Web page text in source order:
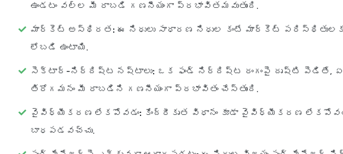
ఉండటం వల్ల మీ రాబడి గణనీయంగా ప్రభావితమవుతుంది.
మార్కెట్ అస్థిరత: ఈ నిధులు సాధారణ నిధుల కంటే మార్కెట్
లోబడి ఉంటాయి.
సెక్టార్-నిర్దిష్ట నష్టాలు: ఒక ఫండ్ నిర్దిష్ట రంగంపై దృష్టి పెడితే,
తిరోగమనం మీ రాబడిని గణనీయంగా ప్రభావితం చేస్తుంది.
వైవిధ్యీకరణ లేకపోవడం: కేంద్రీకృత విధానం కూడా వైవిధ్యీకరణ
బాధపడవచ్చు.